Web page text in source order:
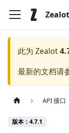
Zealot
此为 Zealot
最新的文档请
API 接口
版本：4.7.1